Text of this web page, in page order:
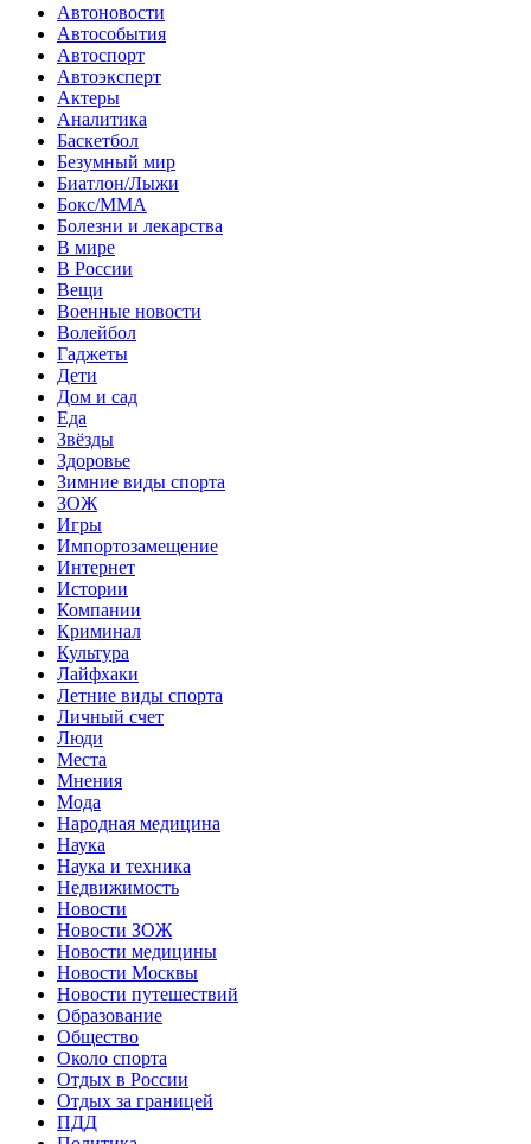
Автоновости
Автособытия
Автоспорт
Автоэксперт
Актеры
Аналитика
Баскетбол
Безумный мир
Биатлон/Лыжи
Бокс/MMA
Болезни и лекарства
В мире
В России
Вещи
Военные новости
Волейбол
Гаджеты
Дети
Дом и сад
Еда
Звёзды
Здоровье
Зимние виды спорта
ЗОЖ
Игры
Импортозамещение
Интернет
Истории
Компании
Криминал
Культура
Лайфхаки
Летние виды спорта
Личный счет
Люди
Места
Мнения
Мода
Народная медицина
Наука
Наука и техника
Недвижимость
Новости
Новости ЗОЖ
Новости медицины
Новости Москвы
Новости путешествий
Образование
Общество
Около спорта
Отдых в России
Отдых за границей
ПДД